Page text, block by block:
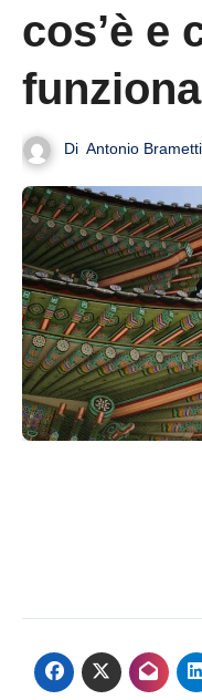
cos’è e
funziona
Di Antonio Brametti